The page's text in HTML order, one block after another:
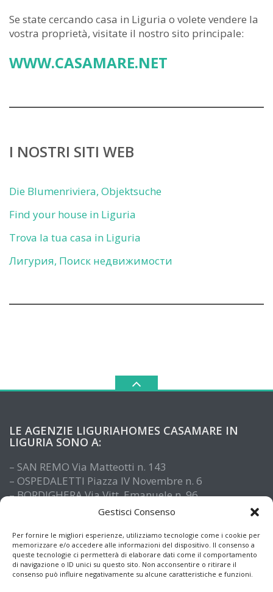
Gestisci Consenso
Per fornire le migliori esperienze, utilizziamo tecnologie come i cookie per
memorizzare e/o accedere alle informazioni del dispositivo. Il consenso a
queste tecnologie ci permetterà di elaborare dati come il comportamento
di navigazione o ID unici su questo sito. Non acconsentire o ritirare il
consenso può influire negativamente su alcune caratteristiche e funzioni.
Se state cercando casa in Liguria o volete vendere la
vostra proprietà, visitate il nostro sito principale:
WWW.CASAMARE.NET
I NOSTRI SITI WEB
Die Blumenriviera, Objektsuche
Find your house in Liguria
Trova la tua casa in Liguria
Лигурия, Поиск недвижимости
LE AGENZIE LIGURIAHOMES CASAMARE IN
LIGURIA SONO A:
– SAN REMO Via Matteotti n. 143
– OSPEDALETTI Piazza IV Novembre n. 6
– BORDIGHERA Via Vitt. Emanuele n. 96
– IMPERIA Piazza De Amicis n. 15
– ALASSIO Via XX Settembre n. 61